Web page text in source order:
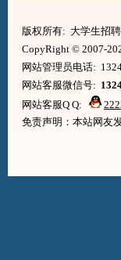
版权所有: 大学生招聘
CopyRight © 2007-
网站管理员电话:
网站客服微信号:
网站客服Q Q:
免责声明：本站网友